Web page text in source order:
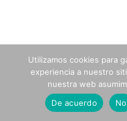
Utilizamos cookies para
experiencia a nuestro
nuestra web
De acuerdo
No